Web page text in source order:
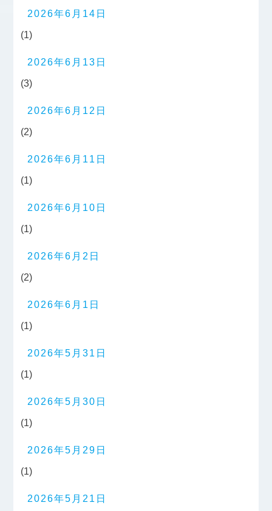
2026年6月14日
(1)
2026年6月13日
(3)
2026年6月12日
(2)
2026年6月11日
(1)
2026年6月10日
(1)
2026年6月2日
(2)
2026年6月1日
(1)
2026年5月31日
(1)
2026年5月30日
(1)
2026年5月29日
(1)
2026年5月21日